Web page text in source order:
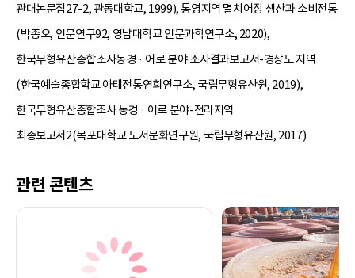
관대논문집27-2, 관동대학교, 1999), 통영지역 멸치어장 생산과 소비전통
(박종오, 인문연구92, 영남대학교 인문과학연구소, 2020),
한국무형유산종합조사농경 · 어로 분야 조사결과보고서-경상도 지역
(한국예술종합학교 아태전통연희연구소, 국립무형유산원, 2019),
한국무형유산종합조사 농경 · 어로 분야-전라지역
최종보고서2(목포대학교 도서문화연구원, 국립무형유산원, 2017).
관련 콘텐츠